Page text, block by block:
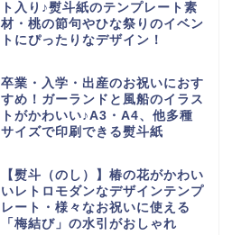
ト入り♪熨斗紙のテンプレート素
材・桃の節句やひな祭りのイベン
トにぴったりなデザイン！
卒業・入学・出産のお祝いにおす
すめ！ガーランドと風船のイラス
トがかわいい♪A3・A4、他多種
サイズで印刷できる熨斗紙
【熨斗（のし）】椿の花がかわい
いレトロモダンなデザインテンプ
レート・様々なお祝いに使える
「梅結び」の水引がおしゃれ